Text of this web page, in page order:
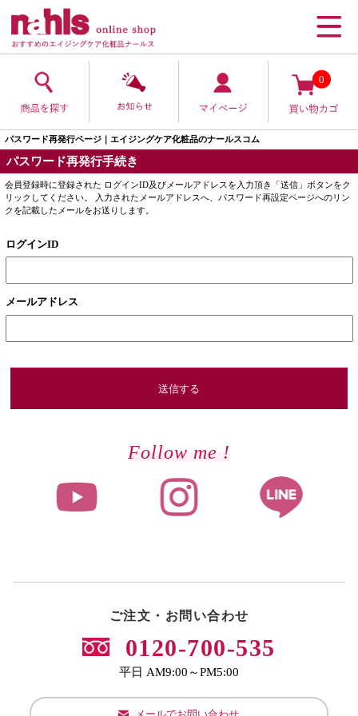
0
パスワード再発行ページ｜エイジングケア化粧品のナールスコム
パスワード再発行手続き
会員登録時に登録された ログインID及びメールアドレスを入力頂き「送信」ボタンをク
リックしてください。 入力されたメールアドレスへ、パスワード再設定ページへのリン
クを記載したメールをお送りします。
ログインID
メールアドレス
送信する
Follow me !
ご注文・お問い合わせ
0120-700-535
平日 AM9:00～PM5:00
メールでお問い合わせ